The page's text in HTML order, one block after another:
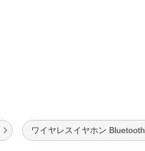
ワイヤレスイヤホン Bluetooth